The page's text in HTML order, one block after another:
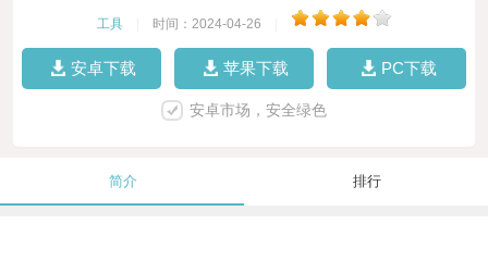
工具 时间：2024-04-26
安卓下载 苹果下载 PC下载
安卓市场，安全绿色
简介 排行